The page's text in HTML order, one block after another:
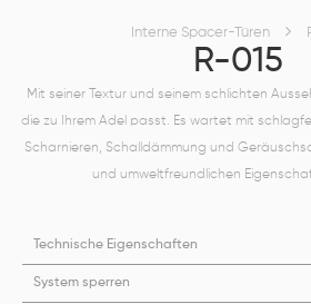
Interne Spacer-Türen
R-015
Mit seiner Textur und seinem schlichten
die zu Ihrem Adel passt. Es wartet mit
Scharnieren, Schalldämmung und
und umweltfreundlichen
Technische Eigenschaften
System sperren